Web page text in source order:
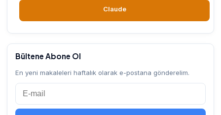
Claude
Bültene Abone Ol
En yeni makaleleri haftalık olarak e-postana gönderelim.